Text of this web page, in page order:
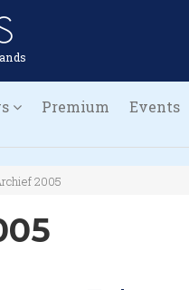
Premium Events
2005